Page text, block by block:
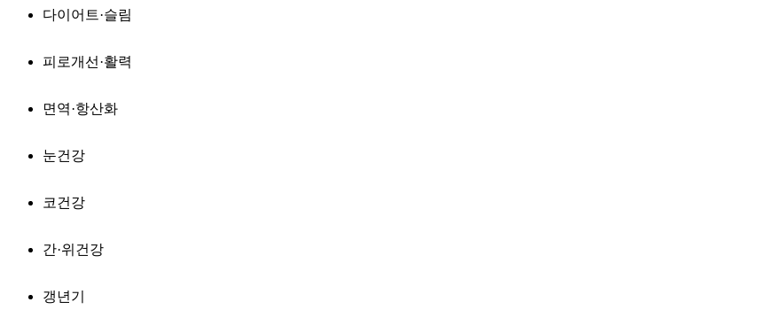
다이어트·슬림
피로개선·활력
면역·항산화
눈건강
코건강
간·위건강
갱년기